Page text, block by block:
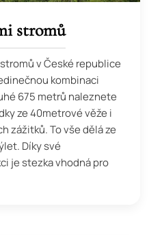
stromů
v České republice
kombinaci
675 metrů naleznete
ze 40metrové věže i
zážitků. To vše dělá ze
Díky své
je stezka vhodná pro